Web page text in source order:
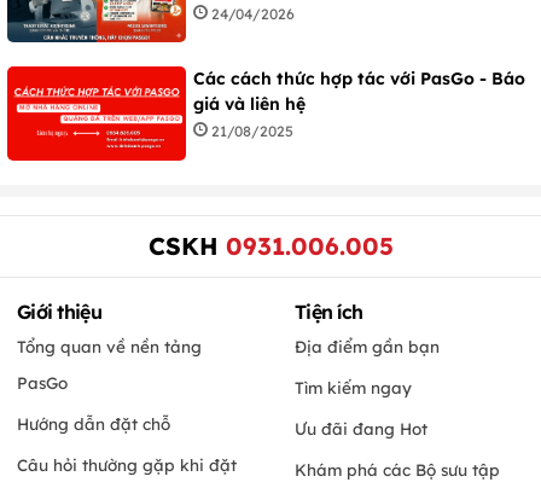
24/04/2026
Các cách thức hợp tác với PasGo - Báo
giá và liên hệ
21/08/2025
CSKH 0931.006.005
Giới thiệu
Tổng quan về nền tảng
PasGo
Hướng dẫn đặt chỗ
Câu hỏi thường gặp khi đặt
Tiện ích
Địa điểm gần bạn
Tìm kiếm ngay
Ưu đãi đang Hot
Khám phá các Bộ sưu tập